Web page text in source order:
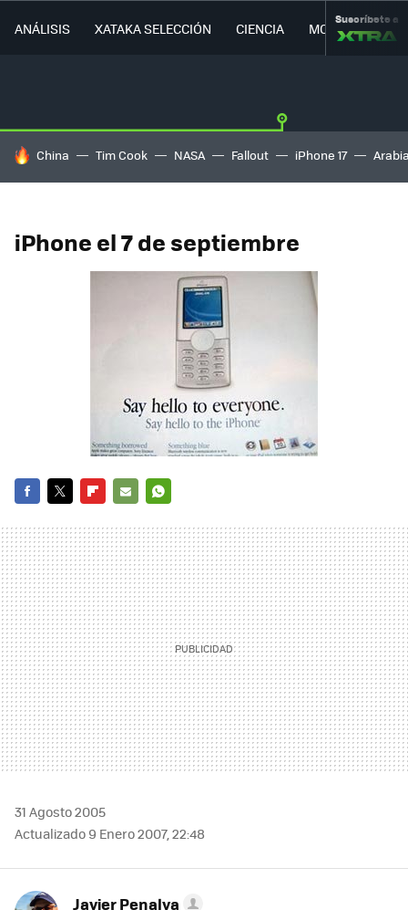
ANÁLISIS XATAKA SELECCIÓN CIENCIA MOVILIDAD
Suscríbete a
HOY SE HABLA DE
China Tim Cook NASA Fallout iPhone 17
iPhone el 7 de septiembre
MAIL
31 Agosto 2005
Actualizado 9 Enero 2007, 22:48
Javier Penalva